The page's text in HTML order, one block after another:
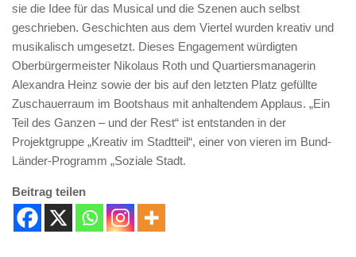
sie die Idee für das Musical und die Szenen auch selbst
geschrieben. Geschichten aus dem Viertel wurden kreativ und
musikalisch umgesetzt. Dieses Engagement würdigten
Oberbürgermeister Nikolaus Roth und Quartiersmanagerin
Alexandra Heinz sowie der bis auf den letzten Platz gefüllte
Zuschauerraum im Bootshaus mit anhaltendem Applaus. „Ein
Teil des Ganzen – und der Rest“ ist entstanden in der
Projektgruppe „Kreativ im Stadtteil“, einer von vieren im Bund-
Länder-Programm „Soziale Stadt.
Beitrag teilen